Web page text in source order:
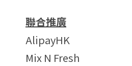
聯合推廣
AlipayHK
Mix N Fresh